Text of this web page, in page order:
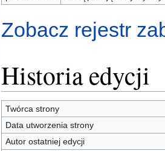
Zobacz rejestr
Historia edycji
Twórca strony
Data utworzenia strony
Autor ostatniej edycji